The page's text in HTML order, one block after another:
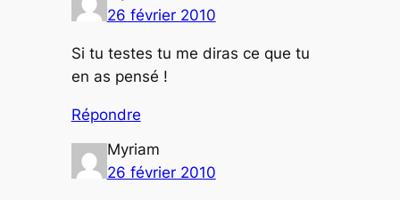
26 février 2010
Si tu testes tu me diras ce que tu
en as pensé !
Répondre
Myriam
26 février 2010